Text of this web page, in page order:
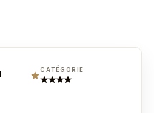
CATÉGORIE
★★★★